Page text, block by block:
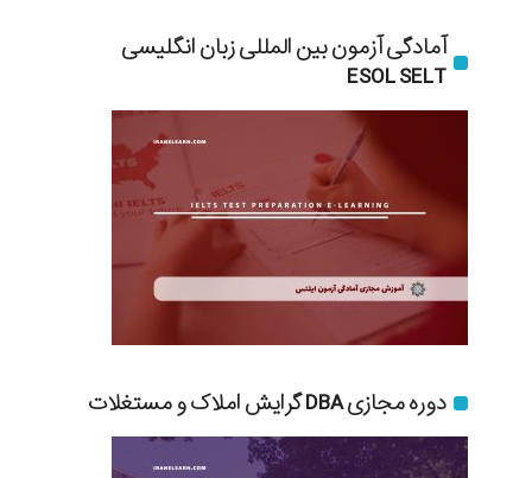
آمادگی آزمون بین المللی زبان انگلیسی
ESOL SELT
دوره مجازی DBA گرایش املاک و مستغلات